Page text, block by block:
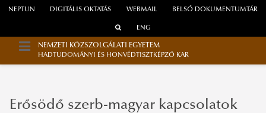
WEBMAIL
NEPTUN DIGITÁLIS OKTATÁS BELSŐ DOKUMENTUMTÁR
ENG
NEMZETI KÖZSZOLGÁLATI EGYETEM
HADTUDOMÁNYI ÉS HONVÉDTISZTKÉPZŐ KAR
Erősödő szerb-magyar kapcsolatok